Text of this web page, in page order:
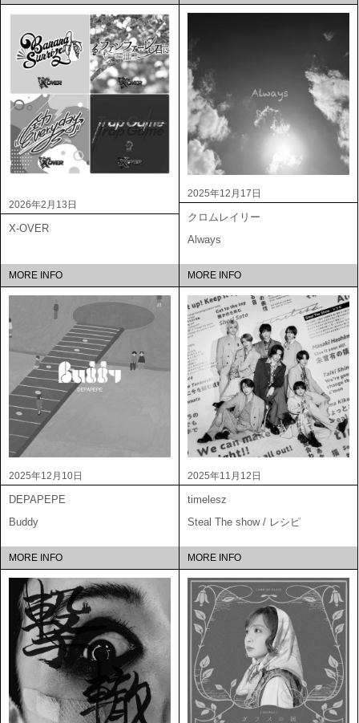
2026年2月13日
X-OVER
MORE INFO
2025年12月17日
クロムレイリー
Always
MORE INFO
2025年12月10日
DEPAPEPE
Buddy
MORE INFO
2025年11月12日
timelesz
Steal The show / レシピ
MORE INFO